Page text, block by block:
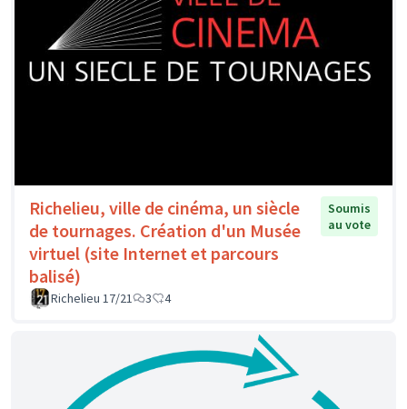
Richelieu, ville de cinéma, un siècle
de tournages. Création d'un Musée
virtuel (site Internet et parcours
balisé)
Soumis
au vote
Richelieu 17/21 3 4